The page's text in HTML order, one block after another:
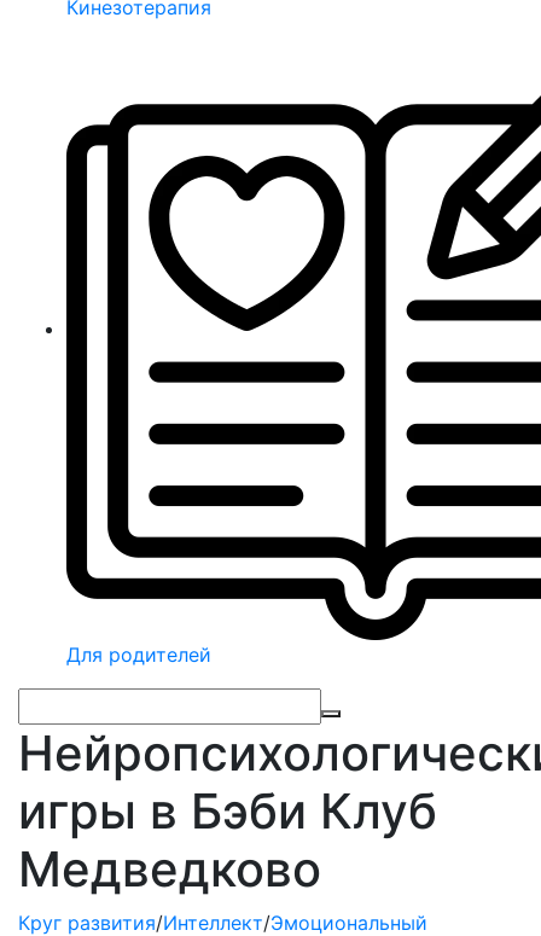
Кинезотерапия
Для родителей
игры в Бэби Клуб
Медведково
Круг развития/Интеллект/Эмоциональный